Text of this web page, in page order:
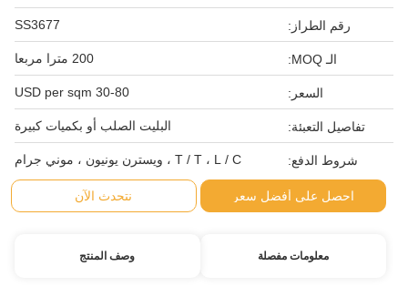
رقم الطراز: SS3677
الـ MOQ: 200 مترا مربعا
السعر: 30-80 USD per sqm
تفاصيل التعبئة: البليت الصلب أو بكميات كبيرة
شروط الدفع: T / T ، L / C ، ويسترن يونيون ، موني جرام
احصل على أفضل سعر نتحدث الآن
معلومات مفصلة وصف المنتج